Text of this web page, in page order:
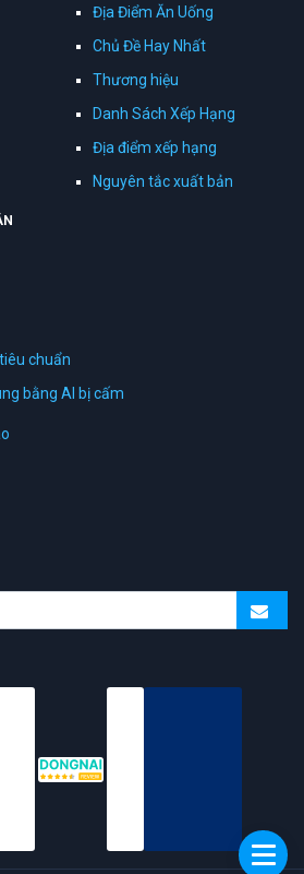
Địa Điểm Ăn Uống
Chủ Đề Hay Nhất
Thương hiệu
Danh Sách Xếp Hạng
Địa điểm xếp hạng
Nguyên tắc xuất bản
chuẩn
bằng AI bị cấm